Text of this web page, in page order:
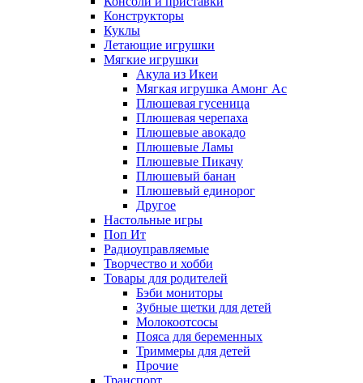
Конструкторы
Куклы
Летающие игрушки
Мягкие игрушки
Акула из Икеи
Мягкая игрушка Амонг Ас
Плюшевая гусеница
Плюшевая черепаха
Плюшевые авокадо
Плюшевые Ламы
Плюшевые Пикачу
Плюшевый банан
Плюшевый единорог
Другое
Настольные игры
Поп Ит
Радиоуправляемые
Творчество и хобби
Товары для родителей
Бэби мониторы
Зубные щетки для детей
Молокоотсосы
Пояса для беременных
Триммеры для детей
Прочие
Транспорт